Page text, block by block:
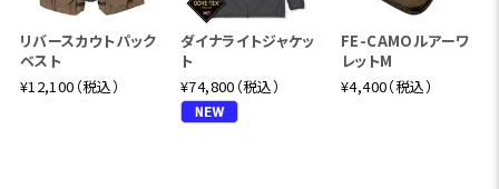
リバースカウトパック
ベスト
¥12,100（税込）
ダイナライトジャケッ
ト
¥74,800（税込）
FE-CAMOルアーワ
レットM
¥4,400（税込）